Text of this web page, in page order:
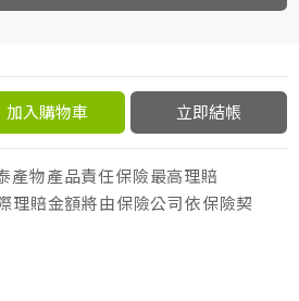
加入購物車 立即結帳
產物產品責任保險最高理賠
理賠金額將由保險公司依保險契